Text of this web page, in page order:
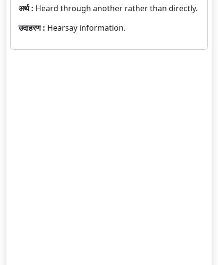
अर्थ : Heard through another rather than directly.
उदाहरण : Hearsay information.